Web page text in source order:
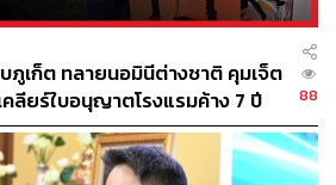
ภูเก็ต ทลายนอมินีต่างชาติ คุมเจ็ต
ลียร์ใบอนุญาตโรงแรมค้าง 7 ปี
88